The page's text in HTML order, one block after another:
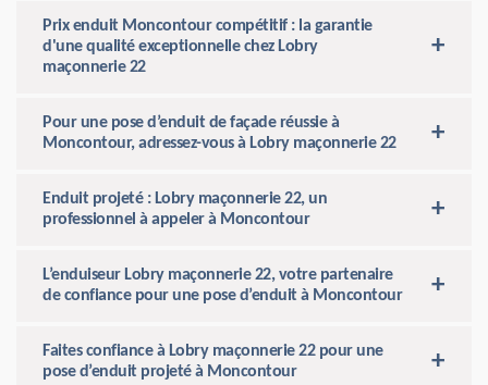
Prix enduit Moncontour compétitif : la garantie
d'une qualité exceptionnelle chez Lobry
maçonnerie 22
Pour une pose d’enduit de façade réussie à
Moncontour, adressez-vous à Lobry maçonnerie 22
Enduit projeté : Lobry maçonnerie 22, un
professionnel à appeler à Moncontour
L’enduiseur Lobry maçonnerie 22, votre partenaire
de confiance pour une pose d’enduit à Moncontour
Faites confiance à Lobry maçonnerie 22 pour une
pose d’enduit projeté à Moncontour